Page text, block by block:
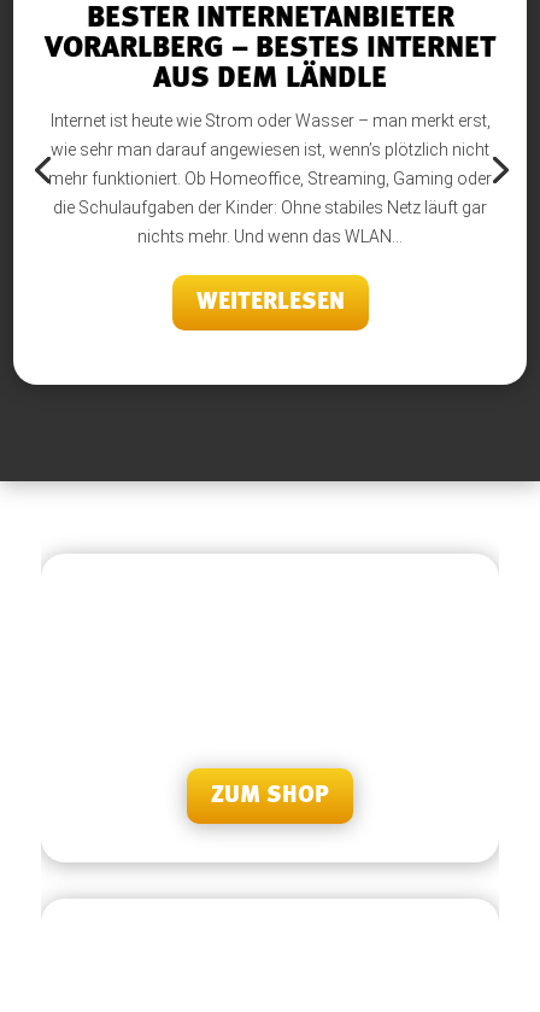
BESTER INTERNETANBIETER
VORARLBERG – BESTES INTERNET
AUS DEM LÄNDLE
Internet ist heute wie Strom oder Wasser – man merkt erst,
wie sehr man darauf angewiesen ist, wenn’s plötzlich nicht
mehr funktioniert. Ob Homeoffice, Streaming, Gaming oder
die Schulaufgaben der Kinder: Ohne stabiles Netz läuft gar
nichts mehr. Und wenn das WLAN...
WEITERLESEN
ZUM SHOP